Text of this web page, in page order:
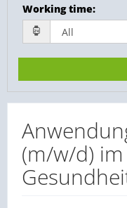
Working time:
(m/w/d) im